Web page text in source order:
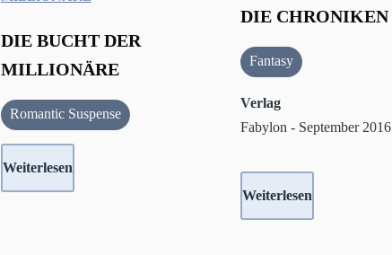
DIE BUCHT DER
MILLIONÄRE
Romantic Suspense
Weiterlesen
DIE CHRONIKEN
Fantasy
Verlag
Fabylon - September 2016
Weiterlesen